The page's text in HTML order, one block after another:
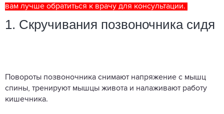
вам лучше обратиться к врачу для консультации.
1. Скручивания позвоночника сидя
Повороты позвоночника снимают напряжение с мышц
спины, тренируют мышцы живота и налаживают работу
кишечника.